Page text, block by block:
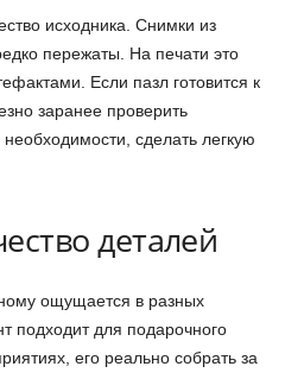
исходника. Снимки из
пережаты. На печати это
Если пазл готовится к
заранее проверить
сделать легкую
деталей
ощущается в разных
подходит для подарочного
его реально собрать за